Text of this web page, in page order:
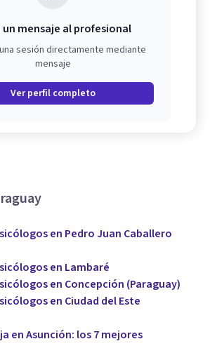
un mensaje al profesional
sesión directamente mediante
mensaje
Ver perfil completo
en Pedro Juan Caballero
en Lambaré
en Concepción (Paraguay)
en Ciudad del Este
en Asunción: los 7 mejores